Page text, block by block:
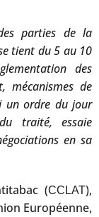
parties de la
tient du 5 au 10
des
mécanismes de
un ordre du jour
traité, essaie
en sa
(CCLAT),
Européenne,